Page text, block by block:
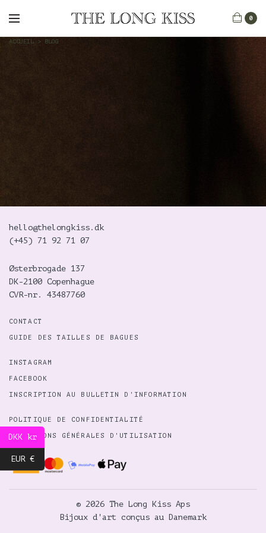
0
ACCUEIL > BLOG
hello@thelongkiss.dk
(+45)71 92 71 07
Østerbrogade 137
DK-2100 Copenhague
CVR-nr. 43487760
CONTACT
GUIDE DES TAILLES DE BAGUES
INSTAGRAM
FACEBOOK
INSCRIPTION AU BULLETIN D'INFORMATION
POLITIQUE DE CONFIDENTIALITÉ
CONDITIONS GÉNÉRALES D'UTILISATION
© 2026 The Long Kiss Aps
Bijoux d'art conçus au Danemark
DKK kr
EUR €